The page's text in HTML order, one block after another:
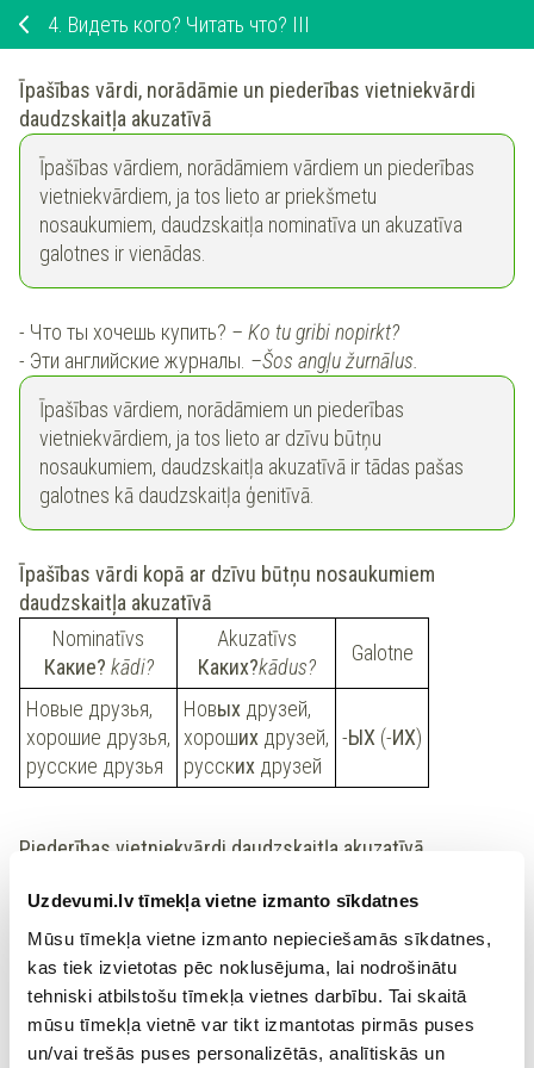
Uzdevumi.lv tīmekļa vietne izmanto sīkdatnes
Mūsu tīmekļa vietne izmanto nepieciešamās sīkdatnes,
kas tiek izvietotas pēc noklusējuma, lai nodrošinātu
tehniski atbilstošu tīmekļa vietnes darbību. Tai skaitā
mūsu tīmekļa vietnē var tikt izmantotas pirmās puses
un/vai trešās puses personalizētās, analītiskās un
4. Видеть кого? Читать что? III
Īpašības vārdi, norādāmie un piederības vietniekvārdi
daudzskaitļa akuzatīvā
Īpašības vārdiem, norādāmiem vārdiem un piederības
vietniekvārdiem, ja tos lieto ar priekšmetu
nosaukumiem, daudzskaitļa nominatīva un akuzatīva
galotnes ir vienādas.
- Что ты хочешь купить? – Ko tu gribi nopirkt?
- Эти английские журналы. –Šos angļu žurnālus.
Īpašības vārdiem, norādāmiem un piederības
vietniekvārdiem, ja tos lieto ar dzīvu būtņu
nosaukumiem, daudzskaitļa akuzatīvā ir tādas pašas
galotnes kā daudzskaitļa ģenitīvā.
Īpašības vārdi kopā ar dzīvu būtņu nosaukumiem
daudzskaitļa akuzatīvā
Nominatīvs
Какие? kādi?
Akuzatīvs
Каких?kādus?
Galotne
Новые друзья,
хорошие друзья,
русские друзья
Новых друзей,
хороших друзей,
русских друзей
-ЫХ (-ИХ)
Piederības vietniekvārdi daudzskaitļa akuzatīvā
Чьи?kā?
Чьих?kā?
Galotne
Мои,
наши
наших
-ИХ